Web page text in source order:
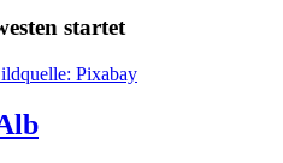
startet